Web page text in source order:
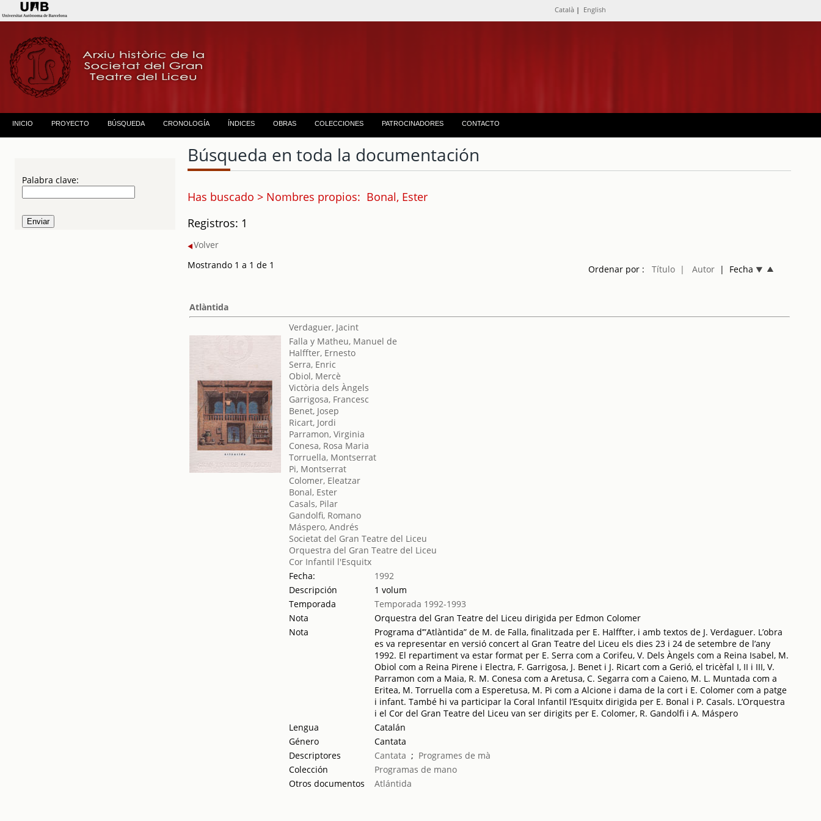
Català | English
INICIO PROYECTO BÚSQUEDA CRONOLOGÍA ÍNDICES OBRAS COLECCIONES PATROCINADORES CONTACTO
Palabra clave:
Búsqueda en toda la documentación
Has buscado > Nombres propios: Bonal, Ester
Registros: 1
Volver
Mostrando 1 a 1 de 1
Ordenar por : Título | Autor| Fecha
Atlàntida
Verdaguer, Jacint
Falla y Matheu, Manuel de
Halffter, Ernesto
Serra, Enric
Obiol, Mercè
Victòria dels Àngels
Garrigosa, Francesc
Benet, Josep
Ricart, Jordi
Parramon, Virginia
Conesa, Rosa Maria
Torruella, Montserrat
Pi, Montserrat
Colomer, Eleatzar
Bonal, Ester
Casals, Pilar
Gandolfi, Romano
Máspero, Andrés
Societat del Gran Teatre del Liceu
Orquestra del Gran Teatre del Liceu
Cor Infantil l'Esquitx
Fecha:
1992
Descripción
1 volum
Temporada
Temporada 1992-1993
Nota
Orquestra del Gran Teatre del Liceu dirigida per Edmon Colomer
Nota
Programa d’”Atlàntida” de M. de Falla, finalitzada per E. Halffter, i amb textos de J. Verdaguer. L’obra
es va representar en versió concert al Gran Teatre del Liceu els dies 23 i 24 de setembre de l’any
1992. El repartiment va estar format per E. Serra com a Corifeu, V. Dels Àngels com a Reina Isabel, M.
Obiol com a Reina Pirene i Electra, F. Garrigosa, J. Benet i J. Ricart com a Gerió, el tricèfal I, II i III, V.
Parramon com a Maia, R. M. Conesa com a Aretusa, C. Segarra com a Caieno, M. L. Muntada com a
Eritea, M. Torruella com a Esperetusa, M. Pi com a Alcione i dama de la cort i E. Colomer com a patge
i infant. També hi va participar la Coral Infantil l’Esquitx dirigida per E. Bonal i P. Casals. L’Orquestra
i el Cor del Gran Teatre del Liceu van ser dirigits per E. Colomer, R. Gandolfi i A. Máspero
Lengua
Catalán
Género
Cantata
Descriptores
Cantata ; Programes de mà
Colección
Programas de mano
Otros documentos
Atlántida